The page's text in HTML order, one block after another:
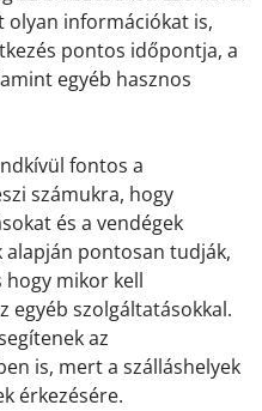
olyan információkat is,
pontos időpontja, a
egyéb hasznos
fontos a
számukra, hogy
és a vendégek
alapján pontosan tudják,
hogy mikor kell
egyéb szolgáltatásokkal.
az
is, mert a szálláshelyek
érkezésére.